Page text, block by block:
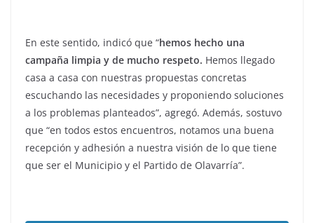
En este sentido, indicó que “hemos hecho una
campaña limpia y de mucho respeto. Hemos llegado
casa a casa con nuestras propuestas concretas
escuchando las necesidades y proponiendo soluciones
a los problemas planteados”, agregó. Además, sostuvo
que “en todos estos encuentros, notamos una buena
recepción y adhesión a nuestra visión de lo que tiene
que ser el Municipio y el Partido de Olavarría”.